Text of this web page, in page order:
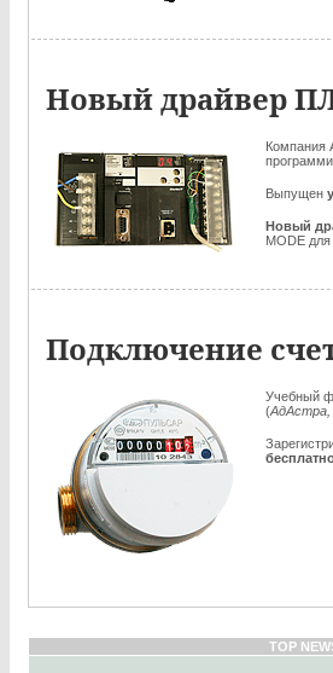
Новый драйвер
Компания
Выпущен
Новый
MODE
Подключение
Учебный
(АдАстра,
TOP